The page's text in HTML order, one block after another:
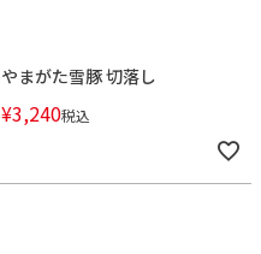
やまがた雪豚 切落し
¥3,240税込